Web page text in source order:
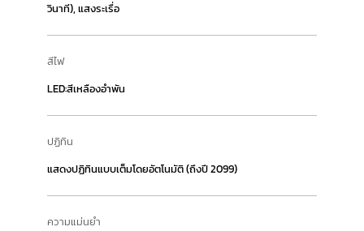
วินาที), แสงระเรื่อ
สีไฟ
LED:สีเหลืองอำพัน
ปฏิทิน
แสดงปฏิทินแบบเต็มโดยอัตโนมัติ (ถึงปี 2099)
ความแม่นยำ